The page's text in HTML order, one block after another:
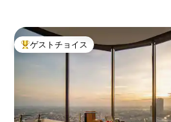
大好評のゲストチョイスです。
ゲストチョイス